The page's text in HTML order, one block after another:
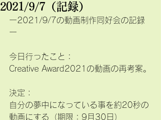
2021/9/7（記録）
ー2021/9/7の動画制作同好会の記録
ー
今日行ったこと：
Creative Award2021の動画の再考案。
決定：
自分の夢中になっている事を約20秒の
動画にする（期限：9月30日）